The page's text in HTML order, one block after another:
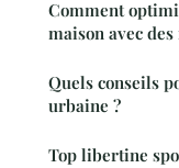
Comment
maison avec
Quels conseils
urbaine ?
Top libertine